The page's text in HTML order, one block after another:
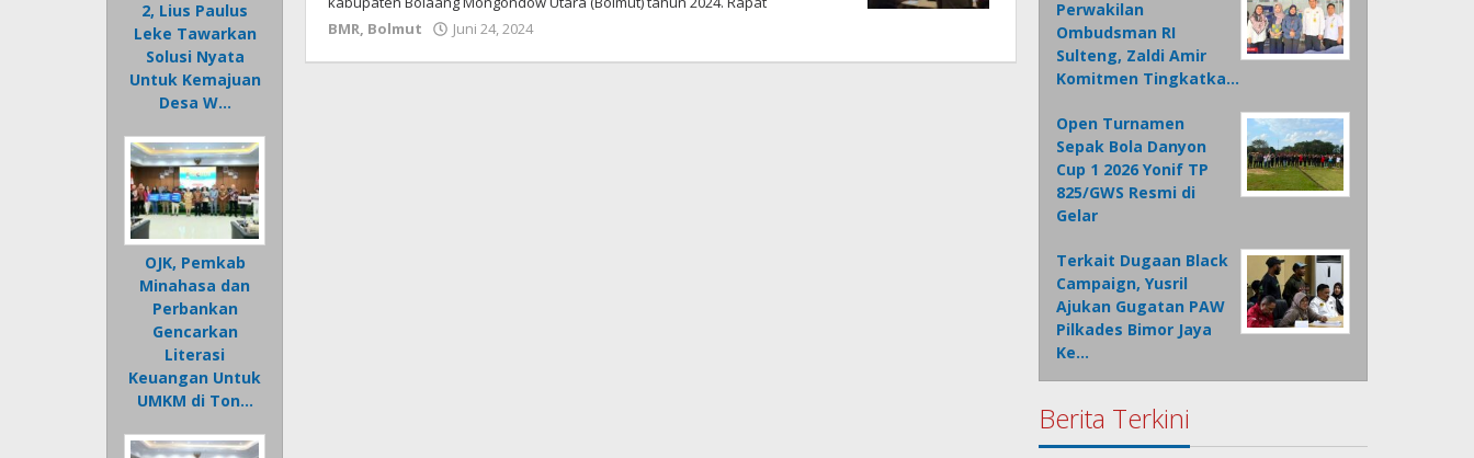
2, Lius Paulus
Leke Tawarkan
Solusi Nyata
Untuk Kemajuan
Desa W…
OJK, Pemkab
Minahasa dan
Perbankan
Gencarkan
Literasi
Keuangan Untuk
UMKM di Ton…
BMR, Bolmut Juni 24, 2024
Perwakilan
Ombudsman RI
Sulteng, Zaldi Amir
Komitmen Tingkatka…
Open Turnamen
Sepak Bola Danyon
Cup 1 2026 Yonif TP
825/GWS Resmi di
Gelar
Terkait Dugaan Black
Campaign, Yusril
Ajukan Gugatan PAW
Pilkades Bimor Jaya
Ke…
Berita Terkini